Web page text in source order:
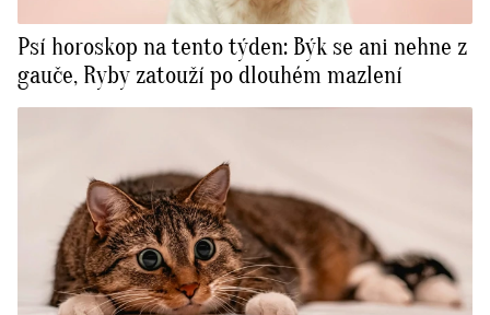
Psí horoskop na tento týden: Býk se ani nehne z
gauče, Ryby zatouží po dlouhém mazlení